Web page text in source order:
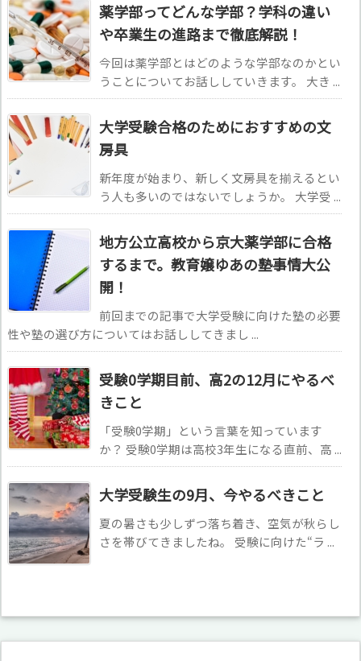
薬学部ってどんな学部？学科の違い
や卒業生の進路まで徹底解説！
今回は薬学部とはどのような学部なのかとい
うことについてお話ししていきます。 大き ...
大学受験合格のためにおすすめの文
房具
新年度が始まり、新しく文房具を揃えるとい
う人も多いのではないでしょうか。 大学受 ...
地方公立高校から京大薬学部に合格
するまで。教育嬢ゆあの塾事情大公
開！
前回までの記事で大学受験に向けた塾の必要
性や塾の選び方についてはお話ししてきまし ...
受験0学期目前、高2の12月にやるべ
きこと
「受験0学期」という言葉を知っています
か？ 受験0学期は高校3年生になる直前、高 ...
大学受験生の9月、今やるべきこと
夏の暑さも少しずつ落ち着き、空気が秋らし
さを帯びてきましたね。 受験に向けた“ラ ...